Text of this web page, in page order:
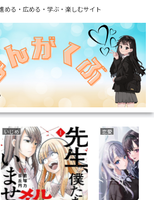
める・広める・学ぶ・楽しむサイト
恋愛